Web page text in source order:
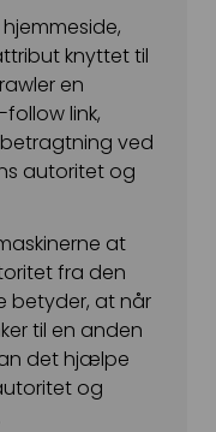
knyttet til
en
link,
ved
autoritet og
at
fra den
betyder, at når
til en anden
det hjælpe
og